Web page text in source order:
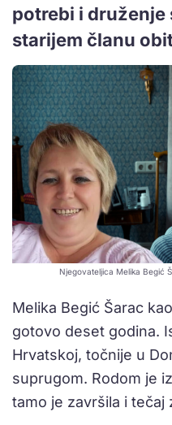
potrebi i druženje
starijem članu
Njegovateljica Melika Begić
Melika Begić Šarac kao
gotovo deset godina.
Hrvatskoj, točnije u
suprugom. Rodom je
tamo je završila i tečaj